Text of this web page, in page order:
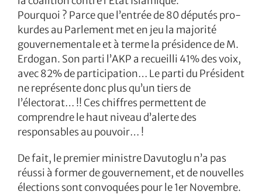
Pourquoi ? Parce que l’entrée de 80 députés pro-
kurdes au Parlement met en jeu la majorité
gouvernementale et à terme la présidence de M.
Erdogan. Son parti l’AKP a recueilli 41% des voix,
avec 82% de participation… Le parti du Président
ne représente donc plus qu’un tiers de
l’électorat… !! Ces chiffres permettent de
comprendre le haut niveau d’alerte des
responsables au pouvoir… !
De fait, le premier ministre Davutoglu n’a pas
réussi à former de gouvernement, et de nouvelles
élections sont convoquées pour le 1er Novembre.